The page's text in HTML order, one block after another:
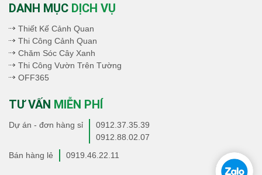
DANH MỤC DỊCH VỤ
Thiết Kế Cảnh Quan
Thi Công Cảnh Quan
Chăm Sóc Cây Xanh
Thi Công Vườn Trên Tường
OFF365
TƯ VẤN MIỄN PHÍ
Dự án - đơn hàng sỉ
0912.37.35.39
0912.88.02.07
Bán hàng lẻ
0919.46.22.11